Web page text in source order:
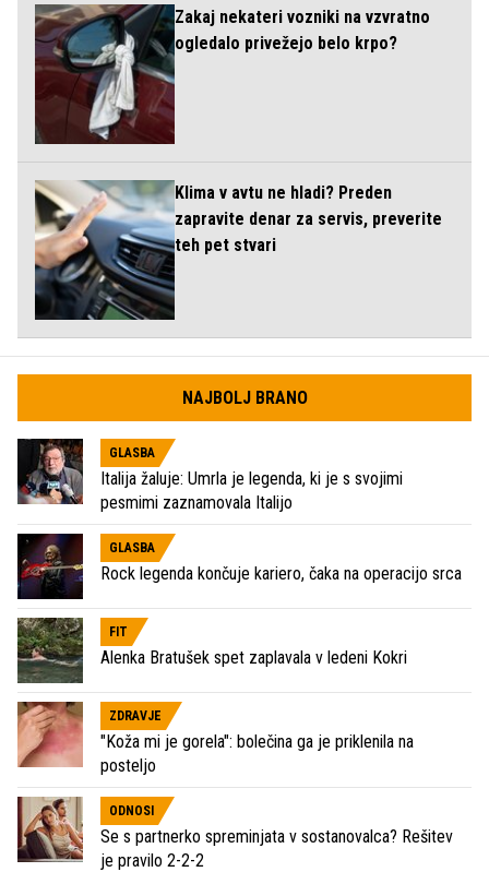
Zakaj nekateri vozniki na vzvratno
ogledalo privežejo belo krpo?
Klima v avtu ne hladi? Preden
zapravite denar za servis, preverite
teh pet stvari
NAJBOLJ BRANO
GLASBA
Italija žaluje: Umrla je legenda, ki je s svojimi
pesmimi zaznamovala Italijo
GLASBA
Rock legenda končuje kariero, čaka na operacijo srca
FIT
Alenka Bratušek spet zaplavala v ledeni Kokri
ZDRAVJE
"Koža mi je gorela": bolečina ga je priklenila na
posteljo
ODNOSI
Se s partnerko spreminjata v sostanovalca? Rešitev
je pravilo 2-2-2